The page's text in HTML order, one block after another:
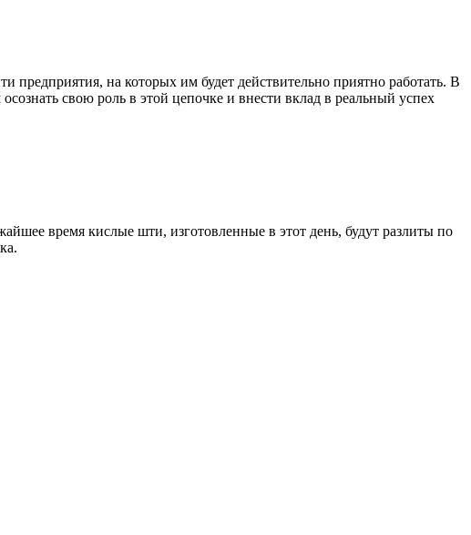
предприятия, на которых им будет действительно приятно работать. В
свою роль в этой цепочке и внести вклад в реальный успех
время кислые шти, изготовленные в этот день, будут разлиты по